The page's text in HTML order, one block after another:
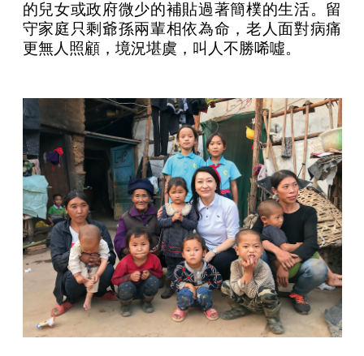
的兒女或政府微少的補貼過著簡樸的生活。留
守家庭只剩爺孫兩輩相依為命，老人面對病痛
更無人照顧，境況堪虞，叫人不勝唏噓。